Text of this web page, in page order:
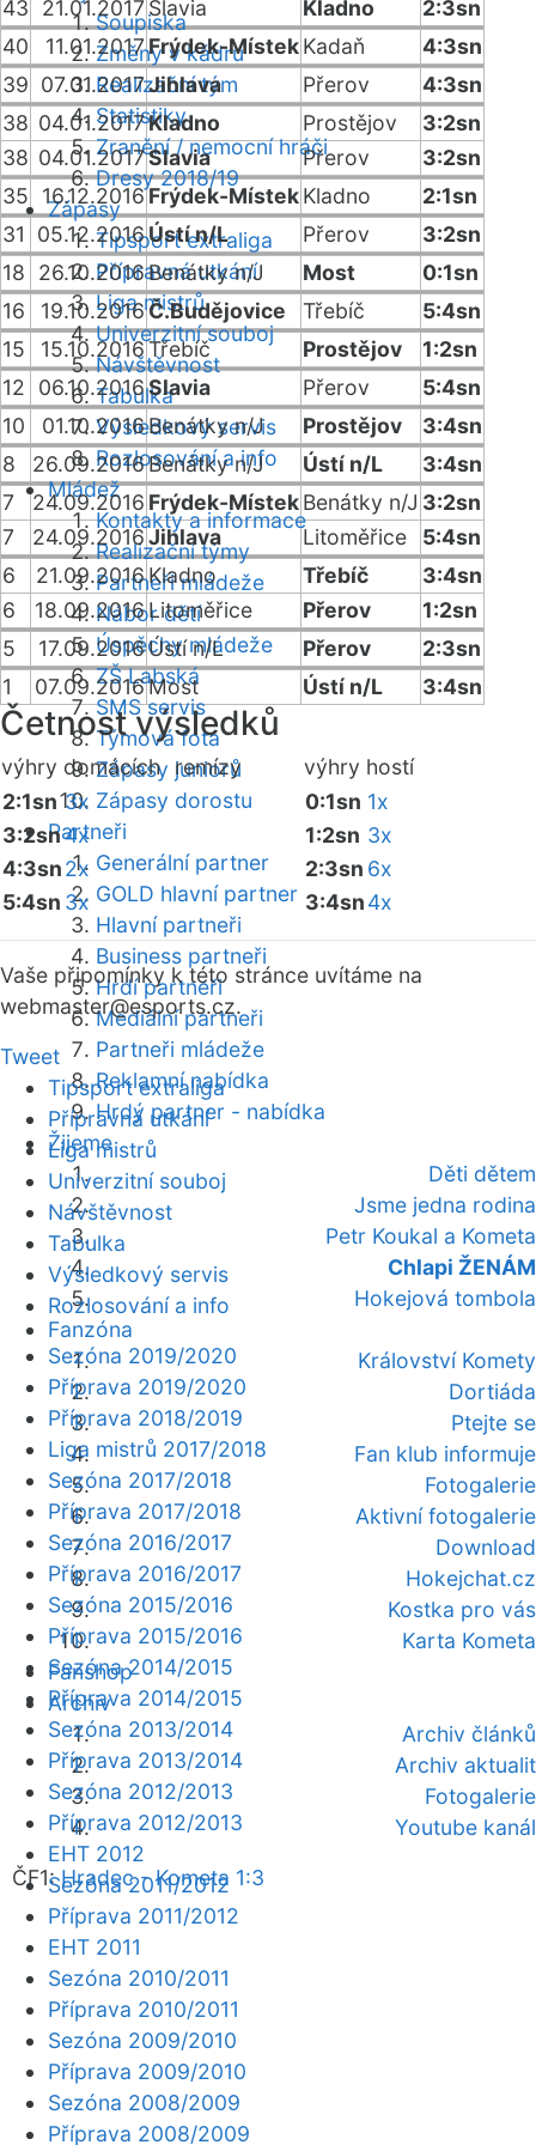
Soupiska
Změny v kádru
Realizační tým
Statistiky
Zranění / nemocní hráči
Dresy 2018/19
Zápasy
Tipsport extraliga
Přípravná utkání
Liga mistrů
Univerzitní souboj
Návštěvnost
Tabulka
Výsledkový servis
Rozlosování a info
Mládež
Kontakty a informace
Realizační týmy
Partneři mládeže
Nábor dětí
Úspěchy mládeže
ZŠ Labská
SMS servis
Týmová fota
Zápasy juniorů
Zápasy dorostu
Partneři
Generální partner
GOLD hlavní partner
Hlavní partneři
Business partneři
Hrdí partneři
Mediální partneři
Partneři mládeže
Reklamní nabídka
Hrdý partner - nabídka
Žijeme
Děti dětem
Jsme jedna rodina
Petr Koukal a Kometa
Chlapi ŽENÁM
Hokejová tombola
Fanzóna
Království Komety
Dortiáda
Ptejte se
Fan klub informuje
Fotogalerie
Aktivní fotogalerie
Download
Hokejchat.cz
Kostka pro vás
Karta Kometa
Fanshop
Archiv
Archiv článků
Archiv aktualit
Fotogalerie
Youtube kanál
ČF1:Hradec - Kometa 1:3
43
21.01.2017 Slavia Kladno
2:3sn
40
11.01.2017Frýdek-MístekKadaň
4:3sn
39 07.01.2017Jihlava Přerov
4:3sn
38 04.01.2017Kladno Prostějov
3:2sn
38 04.01.2017Slavia Přerov
3:2sn
35
16.12.2016Frýdek-MístekKladno
2:1sn
31
05.12.2016Ústí n/L Přerov
3:2sn
18
26.10.2016Benátky n/J Most
0:1sn
16
19.10.2016 Č.Budějovice Třebíč
5:4sn
15
15.10.2016Třebíč Prostějov
1:2sn
12
06.10.2016Slavia Přerov
5:4sn
10
01.10.2016Benátky n/J Prostějov
3:4sn
8
26.09.2016Benátky n/J Ústí n/L
3:4sn
7
24.09.2016 Frýdek-MístekBenátky n/J 3:2sn
7
24.09.2016Jihlava Litoměřice
5:4sn
6
21.09.2016Kladno Třebíč
3:4sn
6
18.09.2016Litoměřice Přerov
1:2sn
5
17.09.2016Ústí n/L Přerov
2:3sn
1
07.09.2016Most Ústí n/L 3:4sn
Četnost výsledků
výhry domácích remízy výhry hostí
2:1sn 3x
3:2sn4x
4:3sn2x
5:4sn 3x
0:1sn 1x
1:2sn 3x
2:3sn 6x
3:4sn4x
Vaše připomínky k této stránce uvítáme na
webmaster@esports.cz.
Tweet
Tipsport extraliga
Přípravná utkání
Liga mistrů
Univerzitní souboj
Návštěvnost
Tabulka
Výsledkový servis
Rozlosování a info
Sezóna 2019/2020
Příprava 2019/2020
Příprava 2018/2019
Liga mistrů 2017/2018
Sezóna 2017/2018
Příprava 2017/2018
Sezóna 2016/2017
Příprava 2016/2017
Sezóna 2015/2016
Příprava 2015/2016
Sezóna 2014/2015
Příprava 2014/2015
Sezóna 2013/2014
Příprava 2013/2014
Sezóna 2012/2013
Příprava 2012/2013
EHT 2012
Sezóna 2011/2012
Příprava 2011/2012
EHT 2011
Sezóna 2010/2011
Příprava 2010/2011
Sezóna 2009/2010
Příprava 2009/2010
Sezóna 2008/2009
Příprava 2008/2009